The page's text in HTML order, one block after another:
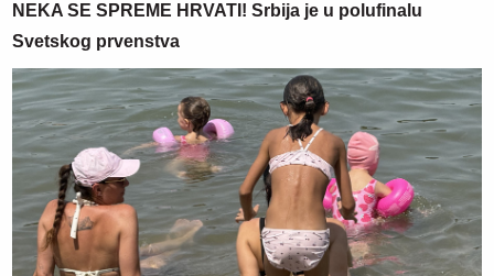
NEKA SE SPREME HRVATI! Srbija je u polufinalu
Svetskog prvenstva